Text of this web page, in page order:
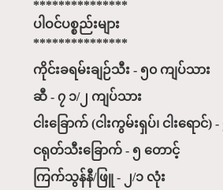
***************
ပါဝင်ပစ္စည်းများ
***************
ကိုင်းခရမ်းချဉ်သီး - ၅၀ ကျပ်သား
ဆီ - ၇ ၁/၂ ကျပ်သား
ငါးခြောက် (ငါးကွမ်းရှပ်၊ ငါးရောင်
ငရုတ်သီးခြောက် - ၅ တောင့်
ကြက်သွန်နီ/ဖြူ - ၂/၁ လုံး